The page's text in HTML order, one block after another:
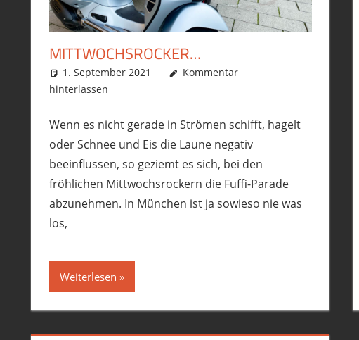
MITTWOCHSROCKER…
1. September 2021 phil
Allgemein,Roller
Kommentar
hinterlassen
Wenn es nicht gerade in Strömen schifft, hagelt
oder Schnee und Eis die Laune negativ
beeinflussen, so geziemt es sich, bei den
fröhlichen Mittwochsrockern die Fuffi-Parade
abzunehmen. In München ist ja sowieso nie was
los,
Weiterlesen